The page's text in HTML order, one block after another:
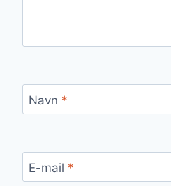
Navn *
E-mail *